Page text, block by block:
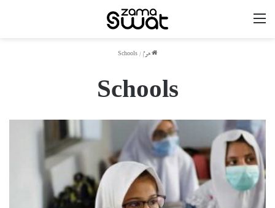
ھوم/
Schools
Schools